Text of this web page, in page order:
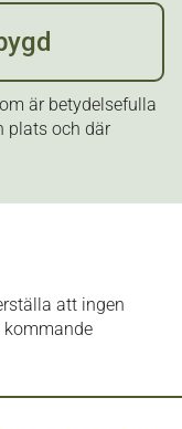
är betydelsefulla
plats och där
att ingen
kommande